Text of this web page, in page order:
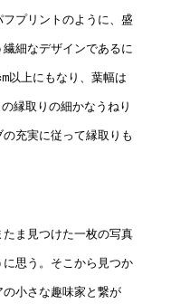
プリントのように、盛
細なデザインであるに
以上にもなり、葉幅は
縁取りの細かなうねり
充実に従って縁取りも
ま見つけた一枚の写真
思う。そこから見つか
小さな趣味家と繋が